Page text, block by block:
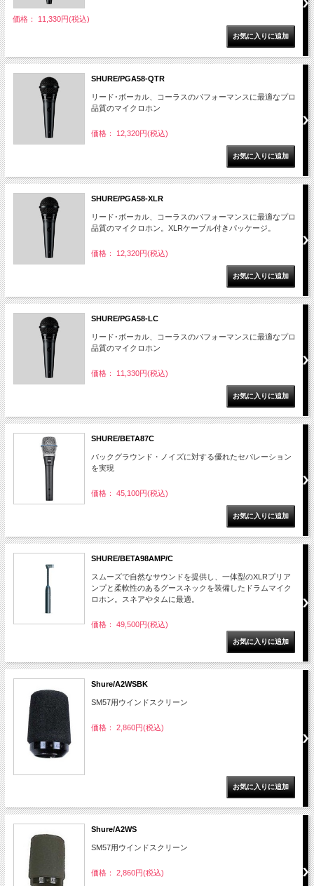
価格： 11,330円(税込)
SHURE/PGA58-QTR
リード･ボーカル、コーラスのパフォーマンスに最適なプロ
品質のマイクロホン
価格： 12,320円(税込)
SHURE/PGA58-XLR
リード･ボーカル、コーラスのパフォーマンスに最適なプロ
品質のマイクロホン。XLRケーブル付きパッケージ。
価格： 12,320円(税込)
SHURE/PGA58-LC
リード･ボーカル、コーラスのパフォーマンスに最適なプロ
品質のマイクロホン
価格： 11,330円(税込)
SHURE/BETA87C
バックグラウンド・ノイズに対する優れたセパレーション
を実現
価格： 45,100円(税込)
SHURE/BETA98AMP/C
スムーズで自然なサウンドを提供し、一体型のXLRプリア
ンプと柔軟性のあるグースネックを装備したドラムマイク
ロホン。スネアやタムに最適。
価格： 49,500円(税込)
Shure/A2WSBK
SM57用ウインドスクリーン
価格： 2,860円(税込)
Shure/A2WS
SM57用ウインドスクリーン
価格： 2,860円(税込)